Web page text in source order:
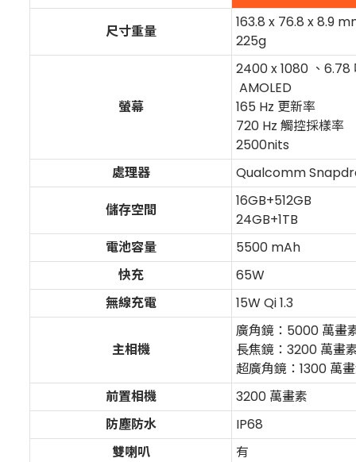
尺寸重量
163.8 x 76.8 x 8.9
225g
螢幕
2400 x 1080 、6.78
AMOLED
165 Hz 更新率
720 Hz 觸控採樣率
2500nits
處理器
Qualcomm
儲存空間
16GB+512GB
24GB+1TB
電池容量
5500 mAh
快充
65W
無線充電
15W Qi 1.3
主相機
廣角鏡：5000 萬畫
長焦鏡：3200 萬畫
超廣角鏡：1300 萬
前置相機
3200 萬畫素
防塵防水
IP68
雙喇叭
有